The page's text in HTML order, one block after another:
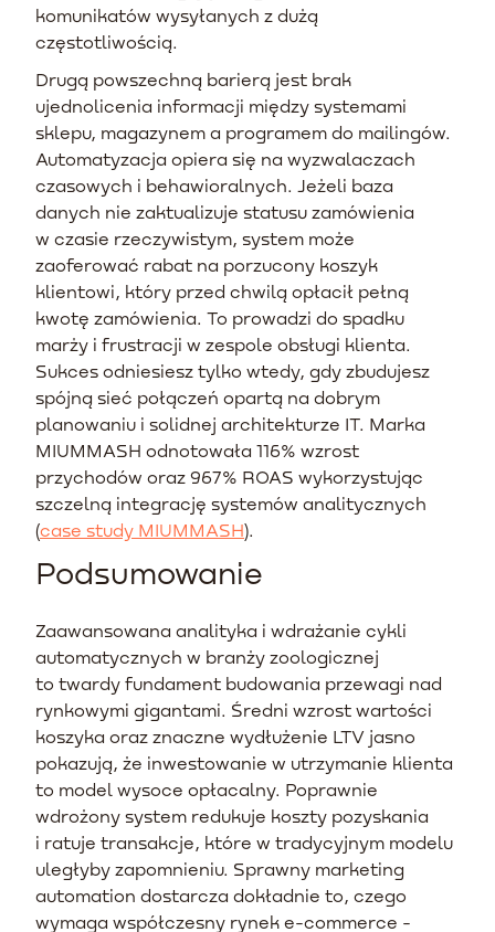
komunikatów wysyłanych z dużą
częstotliwością.
Drugą powszechną barierą jest brak
ujednolicenia informacji między systemami
sklepu, magazynem a programem do mailingów.
Automatyzacja opiera się na wyzwalaczach
czasowych i behawioralnych. Jeżeli baza
danych nie zaktualizuje statusu zamówienia
w czasie rzeczywistym, system może
zaoferować rabat na porzucony koszyk
klientowi, który przed chwilą opłacił pełną
kwotę zamówienia. To prowadzi do spadku
marży i frustracji w zespole obsługi klienta.
Sukces odniesiesz tylko wtedy, gdy zbudujesz
spójną sieć połączeń opartą na dobrym
planowaniu i solidnej architekturze IT. Marka
MIUMMASH odnotowała 116% wzrost
przychodów oraz 967% ROAS wykorzystując
szczelną integrację systemów analitycznych
(case study MIUMMASH).
Podsumowanie
Zaawansowana analityka i wdrażanie cykli
automatycznych w branży zoologicznej
to twardy fundament budowania przewagi nad
rynkowymi gigantami. Średni wzrost wartości
koszyka oraz znaczne wydłużenie LTV jasno
pokazują, że inwestowanie w utrzymanie klienta
to model wysoce opłacalny. Poprawnie
wdrożony system redukuje koszty pozyskania
i ratuje transakcje, które w tradycyjnym modelu
uległyby zapomnieniu. Sprawny marketing
automation dostarcza dokładnie to, czego
wymaga współczesny rynek e-commerce -